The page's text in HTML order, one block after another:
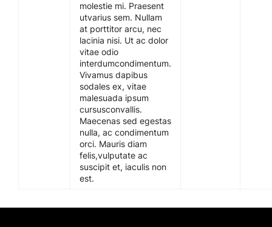
molestie mi. Praesent
utvarius sem. Nullam
at porttitor arcu, nec
lacinia nisi. Ut ac dolor
vitae odio
interdumcondimentum.
Vivamus dapibus
sodales ex, vitae
malesuada ipsum
cursusconvallis.
Maecenas sed egestas
nulla, ac condimentum
orci. Mauris diam
felis,vulputate ac
suscipit et, iaculis non
est.